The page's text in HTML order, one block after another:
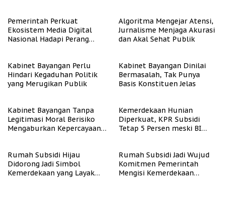
Pemerintah Perkuat
Ekosistem Media Digital
Nasional Hadapi Perang
Algoritma Mengejar Atensi,
Jurnalisme Menjaga Akurasi
dan Akal Sehat Publik
Kabinet Bayangan Perlu
Hindari Kegaduhan Politik
yang Merugikan Publik
Kabinet Bayangan Dinilai
Bermasalah, Tak Punya
Basis Konstituen Jelas
Kabinet Bayangan Tanpa
Legitimasi Moral Berisiko
Mengaburkan Kepercayaan
Kemerdekaan Hunian
Diperkuat, KPR Subsidi
Tetap 5 Persen meski BI
Rumah Subsidi Hijau
Didorong Jadi Simbol
Kemerdekaan yang Layak
Rumah Subsidi Jadi Wujud
Komitmen Pemerintah
Mengisi Kemerdekaan